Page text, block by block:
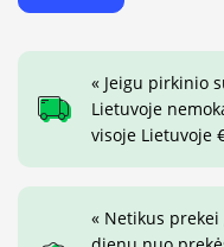
« Jeigu pirkinio
Lietuvoje
visoje Lietuvoje
« Netikus